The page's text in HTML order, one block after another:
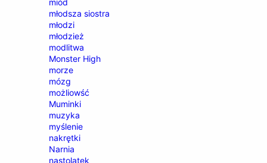
młodsza siostra
młodzi
młodzież
modlitwa
Monster High
morze
mózg
możliowść
Muminki
muzyka
myślenie
nakrętki
Narnia
nastolatek